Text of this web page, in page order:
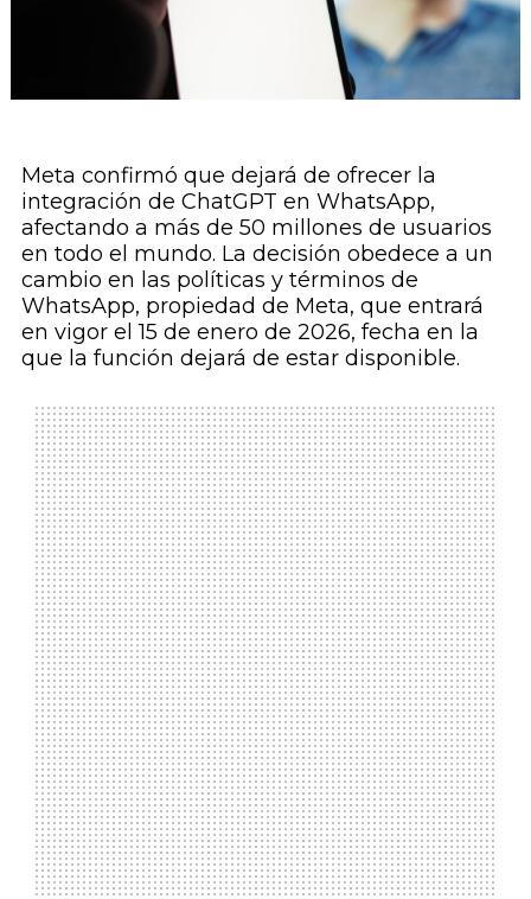
Meta confirmó que dejará de ofrecer la
integración de ChatGPT en WhatsApp,
afectando a más de 50 millones de usuarios
en todo el mundo. La decisión obedece a un
cambio en las políticas y términos de
WhatsApp, propiedad de Meta, que entrará
en vigor el 15 de enero de 2026, fecha en la
que la función dejará de estar disponible.